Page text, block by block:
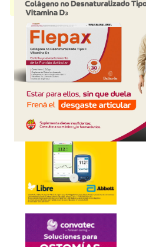
Pharmay cuenta con 1 presentación
Explorar más
Otros productos con
Otros productos de
Savant